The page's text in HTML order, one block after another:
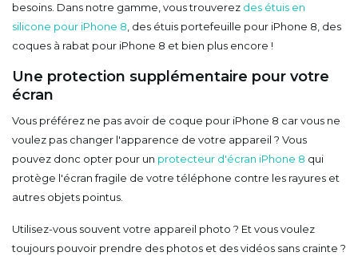
besoins. Dans notre gamme, vous trouverez des étuis en
silicone pour iPhone 8, des étuis portefeuille pour iPhone 8, des
coques à rabat pour iPhone 8 et bien plus encore !
Une protection supplémentaire pour votre
écran
Vous préférez ne pas avoir de coque pour iPhone 8 car vous ne
voulez pas changer l'apparence de votre appareil ? Vous
pouvez donc opter pour un protecteur d'écran iPhone 8 qui
protège l'écran fragile de votre téléphone contre les rayures et
autres objets pointus.
Utilisez-vous souvent votre appareil photo ? Et vous voulez
toujours pouvoir prendre des photos et des vidéos sans crainte ?